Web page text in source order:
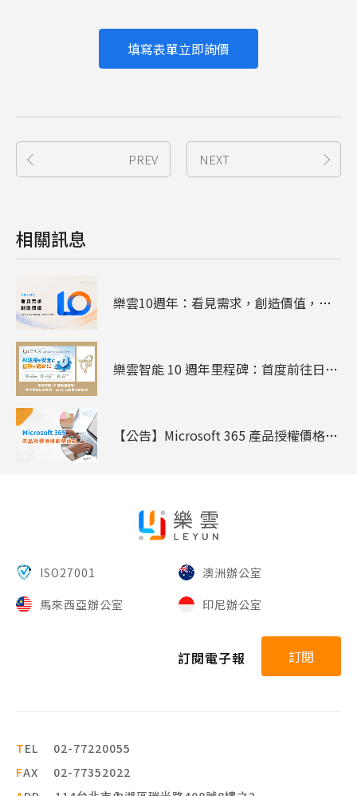
填寫表單立即詢價
PREV NEXT
相關訊息
樂雲10週年：看見需求，創造價值，陪企業走過雲端、資安與AI
樂雲智能 10 週年里程碑：首度前往日本參展 - 2026 日本臺灣形象展
【公告】Microsoft 365 產品授權價格調整通知
ISO27001
澳洲辦公室
馬來西亞辦公室
印尼辦公室
訂閱電子報 訂閱
TEL
02-77220055
FAX
02-77352022